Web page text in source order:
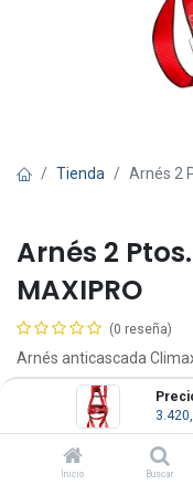
Inicio Buscar
Tienda Arnés 2
Arnés 2
MAXIPRO
(0 reseña)
Arnés anticascada
3.420,68 IVA
Fuera de stock